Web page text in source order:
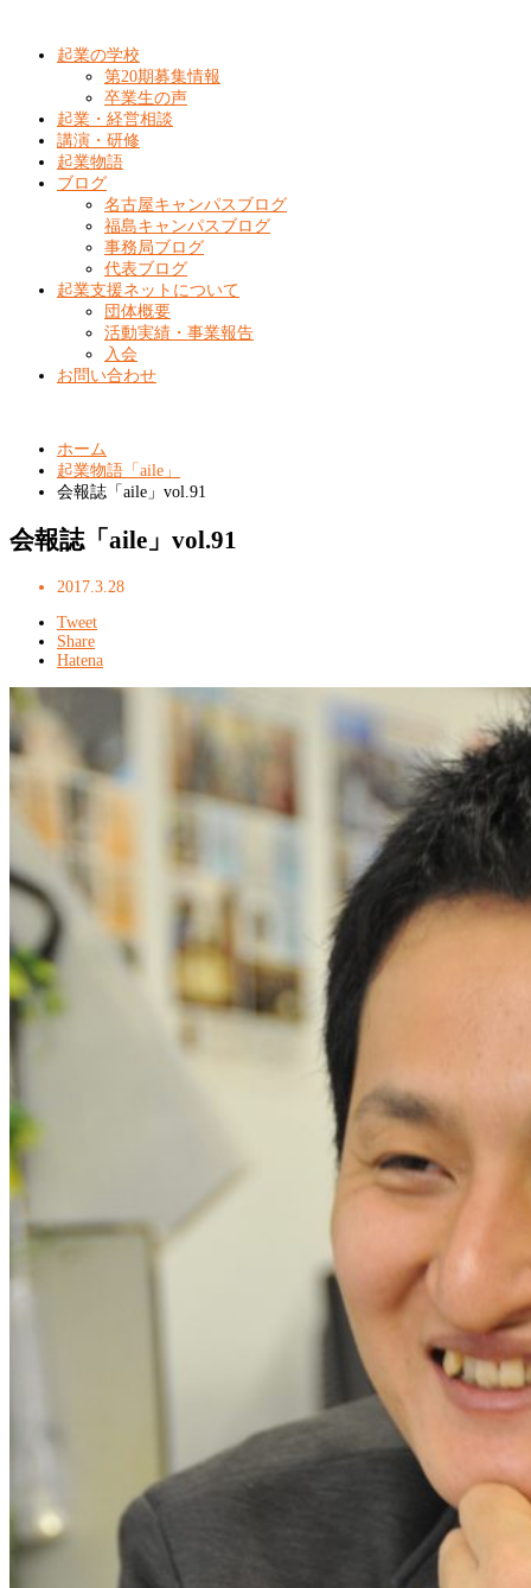
起業の学校
第20期募集情報
卒業生の声
起業・経営相談
講演・研修
起業物語
ブログ
名古屋キャンパスブログ
福島キャンパスブログ
事務局ブログ
代表ブログ
起業支援ネットについて
団体概要
活動実績・事業報告
入会
お問い合わせ
ホーム
起業物語「aile」
会報誌「aile」vol.91
会報誌「aile」vol.91
2017.3.28
Tweet
Share
Hatena